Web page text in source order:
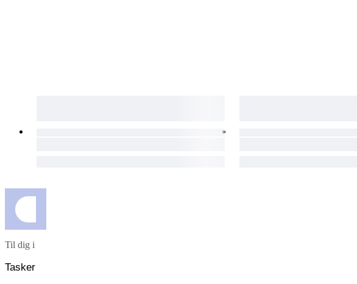
Til dig i
Tasker